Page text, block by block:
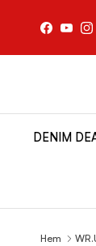
Facebook
DENIM
Hem